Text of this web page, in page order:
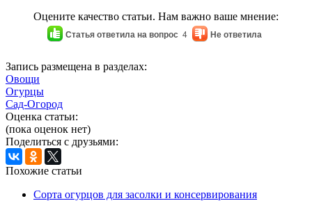
Оцените качество статьи. Нам важно ваше мнение:
Статья ответила на вопрос 4 Не ответила
Запись размещена в разделах:
Овощи
Огурцы
Сад-Огород
Оценка статьи:
(пока оценок нет)
Поделиться с друзьями:
Похожие статьи
Cорта огурцов для засолки и консервирования